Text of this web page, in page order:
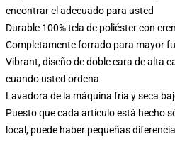
encontrar el adecuado para usted
Durable 100% tela de poliéster con
Completamente forrado para mayor
Vibrant, diseño de doble cara de alta
cuando usted ordena
Lavadora de la máquina fría y seca
Puesto que cada artículo está hecho
local, puede haber pequeñas